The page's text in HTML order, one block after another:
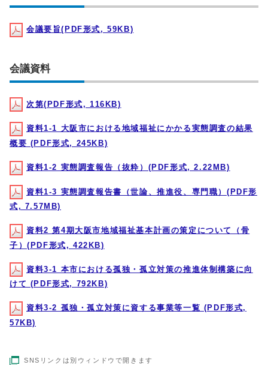
会議要旨(PDF形式, 59KB)
会議資料
次第(PDF形式, 116KB)
資料1-1 大阪市における地域福祉にかかる実態調査の結果
概要 (PDF形式, 245KB)
資料1-2 実態調査報告（抜粋）(PDF形式, 2.22MB)
資料1-3 実態調査報告書（世論、推進役、専門職）(PDF形
式, 7.57MB)
資料2 第4期大阪市地域福祉基本計画の策定について（骨
子）(PDF形式, 422KB)
資料3-1 本市における孤独・孤立対策の推進体制構築に向
けて (PDF形式, 792KB)
資料3-2 孤独・孤立対策に資する事業等一覧 (PDF形式,
57KB)
SNSリンクは別ウィンドウで開きます